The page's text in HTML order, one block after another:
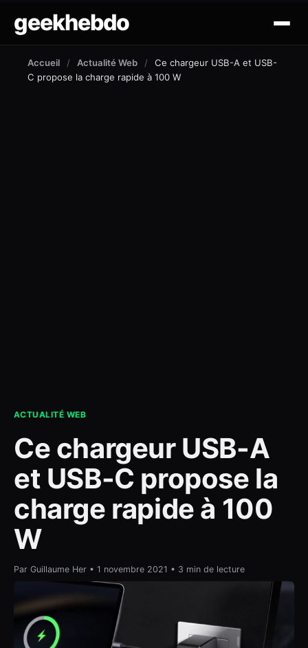
geekhebdo
actus
Accueil / Actualité Web /
Ce chargeur USB-A et USB-
C propose la charge rapide à 100 W
ACTUALITÉ WEB
Ce chargeur USB-A
et USB-C propose la
charge rapide à 100
W
Par Guillaume Her • 1 novembre 2021 • 3 min de lecture